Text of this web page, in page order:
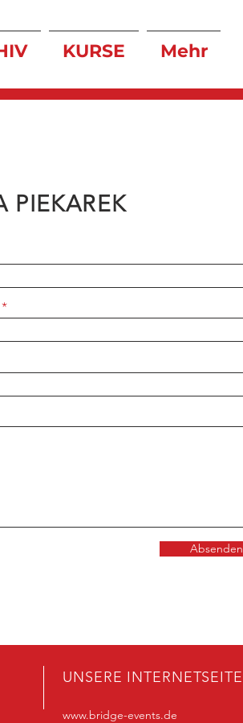
KURSE Mehr
PIEKAREK
Absenden
UNSERE INTERNETSEITE
www.bridge-events.de